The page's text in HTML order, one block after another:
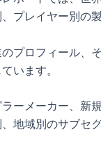
プレイヤー別の
プロフィール、
います。
ーメーカー、新
地域別のサブセ